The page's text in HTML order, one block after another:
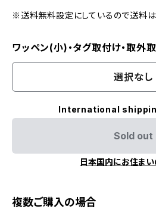
※送料無料設定にしているので送料は
ワッペン(小)・タグ取付け・取外
選択なし
International
Sold out
日本国内にお住ま
複数ご購入の場合